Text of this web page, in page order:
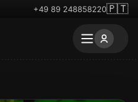
+49 89 248858220🇵🇹